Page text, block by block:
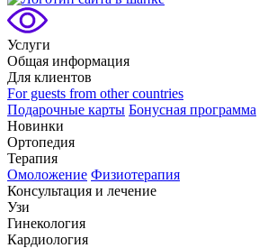
Услуги
Общая информация
Для клиентов
For guests from other countries
Подарочные карты Бонусная программа
Новинки
Ортопедия
Терапия
Омоложение Физиотерапия
Консультация и лечение
Узи
Гинекология
Кардиология